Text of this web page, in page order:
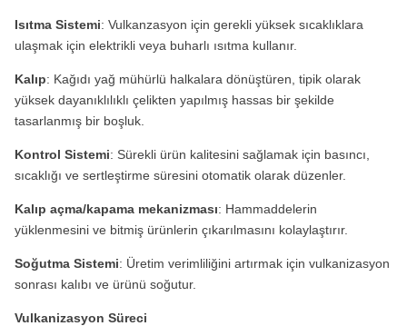
Isıtma Sistemi: Vulkanzasyon için gerekli yüksek sıcaklıklara
ulaşmak için elektrikli veya buharlı ısıtma kullanır.
Kalıp: Kağıdı yağ mühürlü halkalara dönüştüren, tipik olarak
yüksek dayanıklılıklı çelikten yapılmış hassas bir şekilde
tasarlanmış bir boşluk.
Kontrol Sistemi: Sürekli ürün kalitesini sağlamak için basıncı,
sıcaklığı ve sertleştirme süresini otomatik olarak düzenler.
Kalıp açma/kapama mekanizması: Hammaddelerin
yüklenmesini ve bitmiş ürünlerin çıkarılmasını kolaylaştırır.
Soğutma Sistemi: Üretim verimliliğini artırmak için vulkanizasyon
sonrası kalıbı ve ürünü soğutur.
Vulkanizasyon Süreci